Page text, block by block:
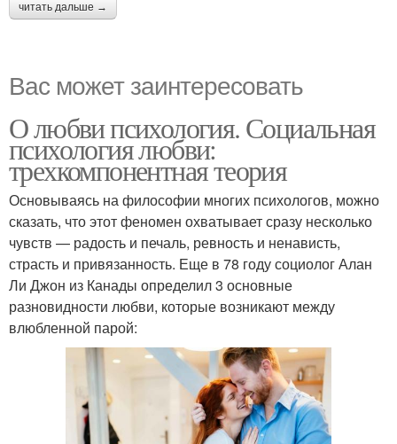
читать дальше →
Вас может заинтересовать
О любви психология. Социальная
психология любви:
трехкомпонентная теория
Основываясь на философии многих психологов, можно
сказать, что этот феномен охватывает сразу несколько
чувств — радость и печаль, ревность и ненависть,
страсть и привязанность. Еще в 78 году социолог Алан
Ли Джон из Канады определил 3 основные
разновидности любви, которые возникают между
влюбленной парой: